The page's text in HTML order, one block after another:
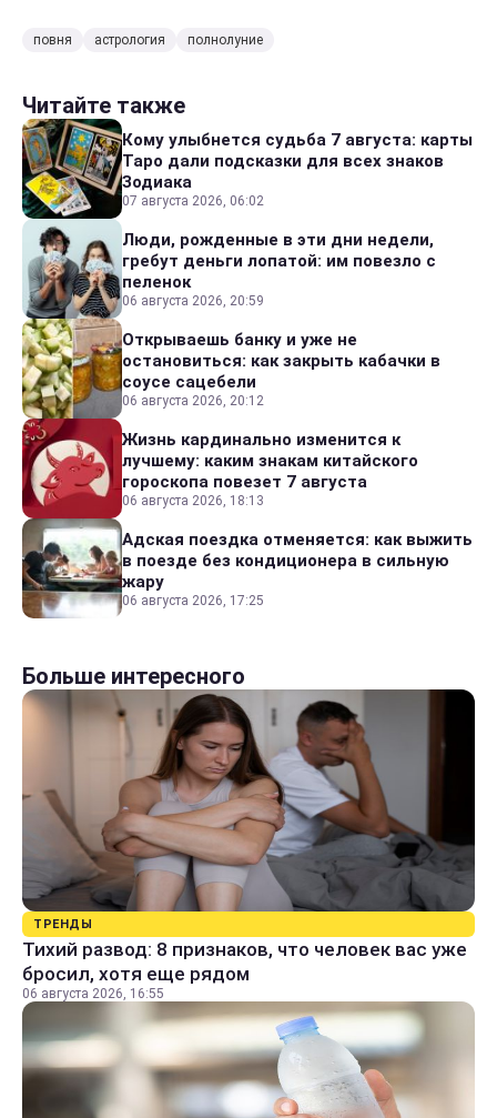
повня астрология полнолуние
Читайте также
Кому улыбнется судьба 7 августа: карты
Таро дали подсказки для всех знаков
Зодиака
07 августа 2026, 06:02
Люди, рожденные в эти дни недели,
гребут деньги лопатой: им повезло с
пеленок
06 августа 2026, 20:59
Открываешь банку и уже не
остановиться: как закрыть кабачки в
соусе сацебели
06 августа 2026, 20:12
Жизнь кардинально изменится к
лучшему: каким знакам китайского
гороскопа повезет 7 августа
06 августа 2026, 18:13
Адская поездка отменяется: как выжить
в поезде без кондиционера в сильную
жару
06 августа 2026, 17:25
Больше интересного
ТРЕНДЫ
Тихий развод: 8 признаков, что человек вас уже
бросил, хотя еще рядом
06 августа 2026, 16:55